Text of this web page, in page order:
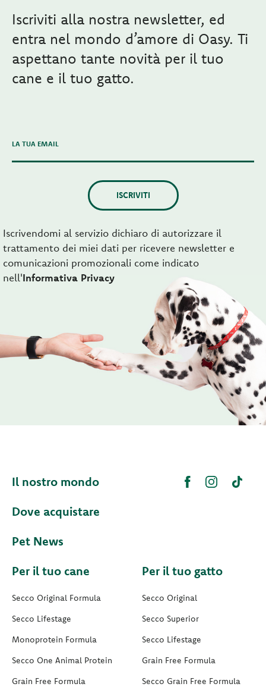
Iscriviti alla nostra newsletter, ed
entra nel mondo d’amore di Oasy. Ti
aspettano tante novità per il tuo
cane e il tuo gatto.
LA TUA EMAIL
ISCRIVITI
Iscrivendomi al servizio dichiaro di autorizzare il
trattamento dei miei dati per ricevere newsletter e
comunicazioni promozionali come indicato
nell'Informativa Privacy
Il nostro mondo
Dove acquistare
Pet News
Per il tuo cane
Secco Original Formula
Secco Lifestage
Monoprotein Formula
Secco One Animal Protein
Grain Free Formula
Per il tuo gatto
Secco Original
Secco Superior
Secco Lifestage
Grain Free Formula
Secco Grain Free Formula